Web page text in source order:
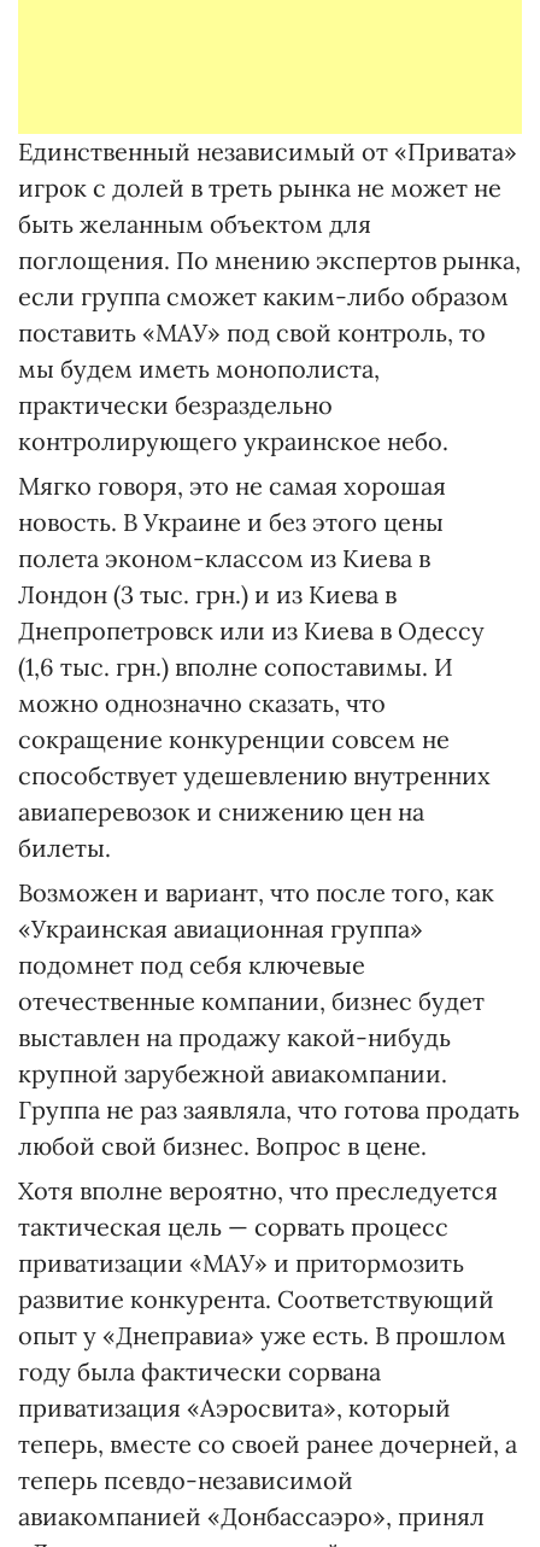
Единственный независимый от «Привата»
игрок с долей в треть рынка не может не
быть желанным объектом для
поглощения. По мнению экспертов рынка,
если группа сможет каким-либо образом
поставить «МАУ» под свой контроль, то
мы будем иметь монополиста,
практически безраздельно
контролирующего украинское небо.
Мягко говоря, это не самая хорошая
новость. В Украине и без этого цены
полета эконом-классом из Киева в
Лондон (3 тыс. грн.) и из Киева в
Днепропетровск или из Киева в Одессу
(1,6 тыс. грн.) вполне сопоставимы. И
можно однозначно сказать, что
сокращение конкуренции совсем не
способствует удешевлению внутренних
авиаперевозок и снижению цен на
билеты.
Возможен и вариант, что после того, как
«Украинская авиационная группа»
подомнет под себя ключевые
отечественные компании, бизнес будет
выставлен на продажу какой-нибудь
крупной зарубежной авиакомпании.
Группа не раз заявляла, что готова продать
любой свой бизнес. Вопрос в цене.
Хотя вполне вероятно, что преследуется
тактическая цель — сорвать процесс
приватизации «МАУ» и притормозить
развитие конкурента. Соответствующий
опыт у «Днеправиа» уже есть. В прошлом
году была фактически сорвана
приватизация «Аэросвита», который
теперь, вместе со своей ранее дочерней, а
теперь псевдо-независимой
авиакомпанией «Донбассаэро», принял